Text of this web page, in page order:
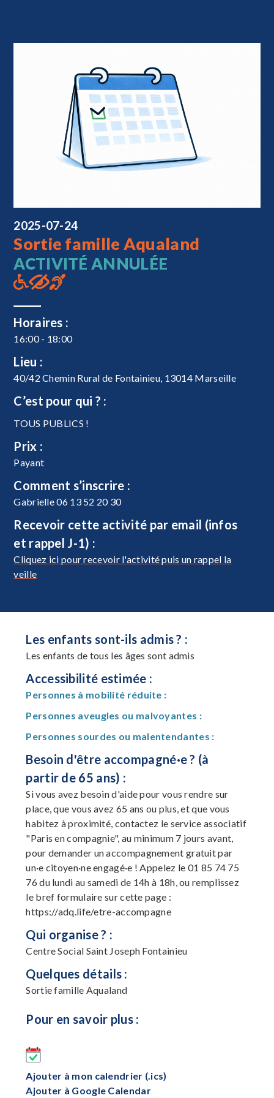
2025-07-24
Sortie famille Aqualand
ACTIVITÉ ANNULÉE
Horaires :
16:00 - 18:00
Lieu :
40/42 Chemin Rural de Fontainieu, 13014 Marseille
C’est pour qui ? :
TOUS PUBLICS !
Prix :
Payant
Comment s’inscrire :
Gabrielle 06 13 52 20 30
Recevoir cette activité par email (infos
et rappel J-1) :
Cliquez ici pour recevoir l'activité puis un rappel la
veille
Les enfants sont-ils admis ? :
Les enfants de tous les âges sont admis
Accessibilité estimée :
Personnes à mobilité réduite :
Personnes aveugles ou malvoyantes :
Personnes sourdes ou malentendantes :
Besoin d'être accompagné·e ? (à
partir de 65 ans) :
Si vous avez besoin d'aide pour vous rendre sur
place, que vous avez 65 ans ou plus, et que vous
habitez à proximité, contactez le service associatif
"Paris en compagnie", au minimum 7 jours avant,
pour demander un accompagnement gratuit par
un·e citoyen·ne engagé·e ! Appelez le 01 85 74 75
76 du lundi au samedi de 14h à 18h, ou remplissez
le bref formulaire sur cette page :
https://adq.life/etre-accompagne
Qui organise ? :
Centre Social Saint Joseph Fontainieu
Quelques détails :
Sortie famille Aqualand
Pour en savoir plus :
Ajouter à mon calendrier (.ics)
Ajouter à Google Calendar